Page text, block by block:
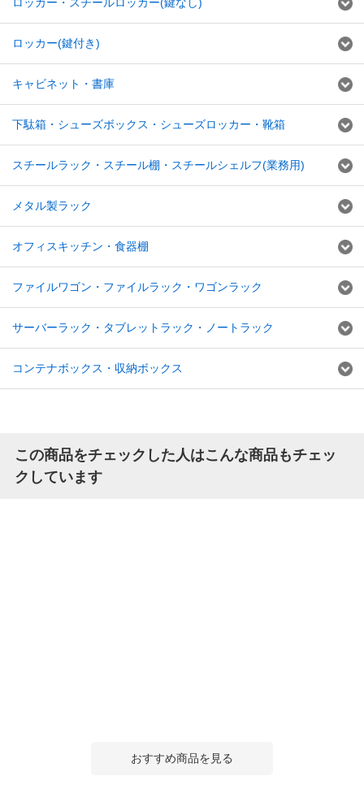
ロッカー・スチールロッカー(鍵なし)
ロッカー(鍵付き)
キャビネット・書庫
下駄箱・シューズボックス・シューズロッカー・靴箱
スチールラック・スチール棚・スチールシェルフ(業務用)
メタル製ラック
オフィスキッチン・食器棚
ファイルワゴン・ファイルラック・ワゴンラック
サーバーラック・タブレットラック・ノートラック
コンテナボックス・収納ボックス
この商品をチェックした人はこんな商品もチェッ
クしています
おすすめ商品を見る